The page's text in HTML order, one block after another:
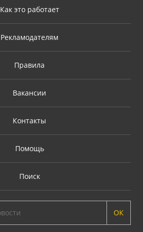
Как это работает
Рекламодателям
Правила
Вакансии
Контакты
Помощь
Поиск
ОК